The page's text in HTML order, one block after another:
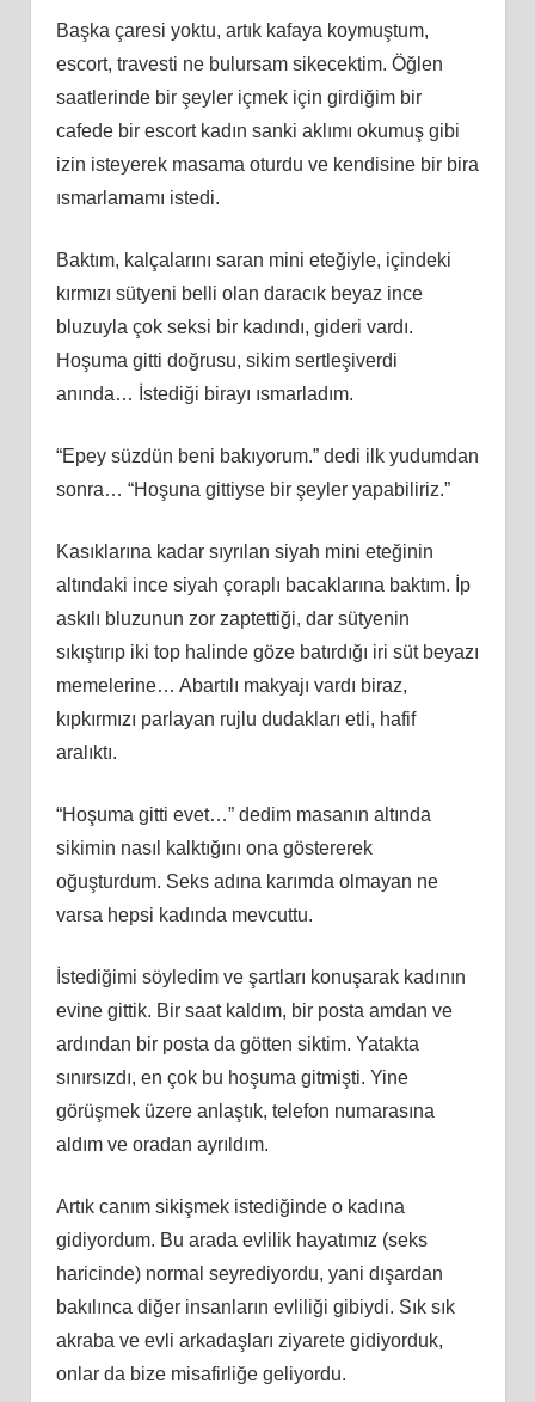
Başka çaresi yoktu, artık kafaya koymuştum,
escort, travesti ne bulursam sikecektim. Öğlen
saatlerinde bir şeyler içmek için girdiğim bir
cafede bir escort kadın sanki aklımı okumuş gibi
izin isteyerek masama oturdu ve kendisine bir bira
ısmarlamamı istedi.
Baktım, kalçalarını saran mini eteğiyle, içindeki
kırmızı sütyeni belli olan daracık beyaz ince
bluzuyla çok seksi bir kadındı, gideri vardı.
Hoşuma gitti doğrusu, sikim sertleşiverdi
anında… İstediği birayı ısmarladım.
“Epey süzdün beni bakıyorum.” dedi ilk yudumdan
sonra… “Hoşuna gittiyse bir şeyler yapabiliriz.”
Kasıklarına kadar sıyrılan siyah mini eteğinin
altındaki ince siyah çoraplı bacaklarına baktım. İp
askılı bluzunun zor zaptettiği, dar sütyenin
sıkıştırıp iki top halinde göze batırdığı iri süt beyazı
memelerine… Abartılı makyajı vardı biraz,
kıpkırmızı parlayan rujlu dudakları etli, hafif
aralıktı.
“Hoşuma gitti evet…” dedim masanın altında
sikimin nasıl kalktığını ona göstererek
oğuşturdum. Seks adına karımda olmayan ne
varsa hepsi kadında mevcuttu.
İstediğimi söyledim ve şartları konuşarak kadının
evine gittik. Bir saat kaldım, bir posta amdan ve
ardından bir posta da götten siktim. Yatakta
sınırsızdı, en çok bu hoşuma gitmişti. Yine
görüşmek üzere anlaştık, telefon numarasına
aldım ve oradan ayrıldım.
Artık canım sikişmek istediğinde o kadına
gidiyordum. Bu arada evlilik hayatımız (seks
haricinde) normal seyrediyordu, yani dışardan
bakılınca diğer insanların evliliği gibiydi. Sık sık
akraba ve evli arkadaşları ziyarete gidiyorduk,
onlar da bize misafirliğe geliyordu.